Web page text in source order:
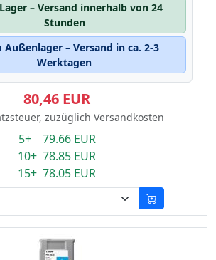
– Versand innerhalb von 24
Stunden
Außenlager – Versand in ca. 2-3
Werktagen
80,46 EUR
zuzüglich Versandkosten
5+ 79.66 EUR
10+ 78.85 EUR
15+ 78.05 EUR